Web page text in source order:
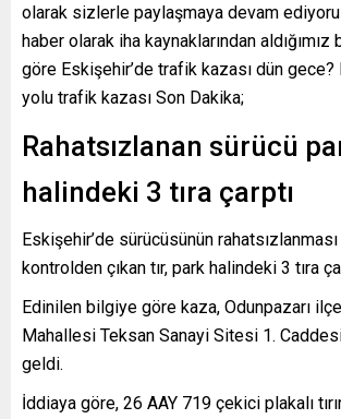
olarak sizlerle paylaşmaya devam
haber olarak iha kaynaklarından
göre Eskişehir’de trafik kazası dün
yolu trafik kazası Son Dakika;
Rahatsızlanan sürücü
halindeki 3 tıra çarptı
Eskişehir’de sürücüsünün
kontrolden çıkan tır, park halindeki 3 tıra
Edinilen bilgiye göre kaza, Odunpazarı
Mahallesi Teksan Sanayi Sitesi 1.
geldi.
İddiaya göre, 26 AAY 719 çekici plakalı